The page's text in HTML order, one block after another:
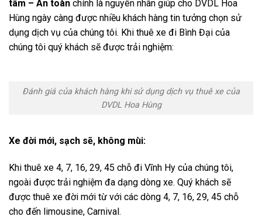
tâm – An toàn chính là nguyên nhân giúp cho DVDL Hoa
Hùng ngày càng được nhiều khách hàng tin tưởng chọn sử
dụng dịch vụ của chúng tôi. Khi thuê xe đi Bình Đại của
chúng tôi quý khách sẽ được trải nghiệm:
Đánh giá của khách hàng khi sử dụng dịch vụ thuê xe của
DVDL Hoa Hùng
Xe đời mới, sạch sẽ, không mùi:
Khi thuê xe 4, 7, 16, 29, 45 chỗ đi Vĩnh Hy của chúng tôi,
ngoài được trải nghiệm đa dạng dòng xe. Quý khách sẽ
được thuê xe đời mới từ với các dòng 4, 7, 16, 29, 45 chỗ
cho đến limousine, Carnival.